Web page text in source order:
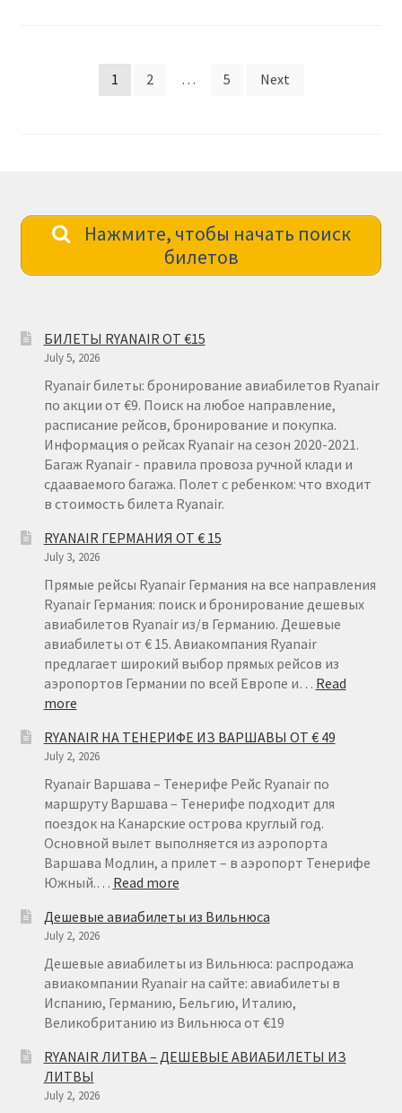
1 2 … 5 Next
Нажмите, чтобы начать поиск
билетов
БИЛЕТЫ RYANAIR ОТ €15
July 5, 2026
Ryanair билеты: бронирование авиабилетов Ryanair
по акции от €9. Поиск на любое направление,
расписание рейсов, бронирование и покупка.
Информация о рейсах Ryanair на сезон 2020-2021.
Багаж Ryanair - правила провоза ручной клади и
сдааваемого багажа. Полет с ребенком: что входит
в стоимость билета Ryanair.
RYANAIR ГЕРМАНИЯ ОТ € 15
July 3, 2026
Прямые рейсы Ryanair Германия на все направления
Ryanair Германия: поиск и бронирование дешевых
авиабилетов Ryanair из/в Германию. Дешевые
авиабилеты от € 15. Авиакомпания Ryanair
предлагает широкий выбор прямых рейсов из
аэропортов Германии по всей Европе и… Read
more:
ГЕРМАНИЯ
ОТ
€
15
RYANAIR НА ТЕНЕРИФЕ ИЗ ВАРШАВЫ ОТ € 49
July 2, 2026
Ryanair Варшава – Тенерифе Рейс Ryanair по
маршруту Варшава – Тенерифе подходит для
поездок на Канарские острова круглый год.
Основной вылет выполняется из аэропорта
Варшава Модлин, а прилет – в аэропорт Тенерифе
Южный.… Read more:
НА
ИЗ
ВАРШАВЫ
ОТ
€
Дешевые авиабилеты из Вильнюса
July 2, 2026
Дешевые авиабилеты из Вильнюса: распродажа
авиакомпании Ryanair на сайте: авиабилеты в
Испанию, Германию, Бельгию, Италию,
Великобританию из Вильнюса от €19
RYANAIR ЛИТВА – ДЕШЕВЫЕ АВИАБИЛЕТЫ ИЗ
ЛИТВЫ
July 2, 2026